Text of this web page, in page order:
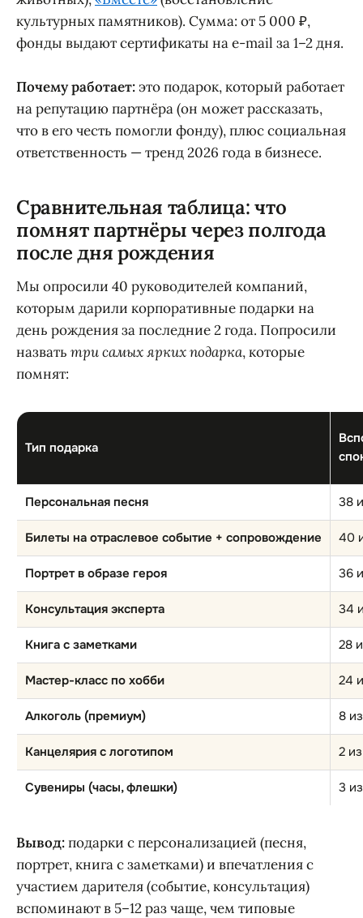
культурных памятников). Сумма: от 5 000 ₽,
фонды выдают сертификаты на e-mail за 1–2 дня.
Почему работает:это подарок, который работает
на репутацию партнёра (он может рассказать,
что в его честь помогли фонду), плюс социальная
ответственность — тренд 2026 года в бизнесе.
Сравнительная таблица: что
помнят партнёры через полгода
после дня рождения
Мы опросили 40 руководителей компаний,
которым дарили корпоративные подарки на
день рождения за последние 2 года. Попросили
назвать три самых ярких подарка, которые
помнят:
Тип подарка
Персональная песня 38
Билеты на отраслевое событие + сопровождение 40
Портрет в образе героя 36
Консультация эксперта 34
Книга с заметками 28
Мастер-класс по хобби 24
Алкоголь (премиум) 8
Канцелярия с логотипом 2
Сувениры (часы, флешки) 3
Вывод:подарки с персонализацией (песня,
портрет, книга с заметками) и впечатления с
участием дарителя (событие, консультация)
вспоминают в 5–12 раз чаще, чем типовые